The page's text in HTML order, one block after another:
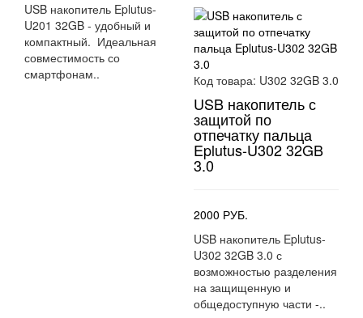
USB накопитель Eplutus-
U201 32GB - удобный и
компактный. Идеальная
совместимость со
смартфонам..
Код товара: U302 32GB 3.0
USB накопитель с
защитой по
отпечатку пальца
Eplutus-U302 32GB
3.0
2000 РУБ.
USB накопитель Eplutus-
U302 32GB 3.0 с
возможностью разделения
на защищенную и
общедоступную части -..